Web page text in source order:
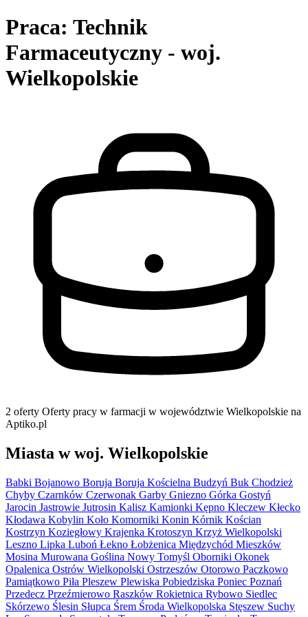
Praca: Technik
Farmaceutyczny - woj.
Wielkopolskie
2 oferty Oferty pracy w farmacji w województwie Wielkopolskie na
Aptiko.pl
Miasta w woj. Wielkopolskie
Babki Bojanowo Boruja Boruja Kościelna Budzyń Buk Chodzież
Chyby Czarnków Czerwonak Garby Gniezno Górka Gostyń
Jarocin Jastrowie Jutrosin Kalisz Kamionki Kępno Kleczew Kłecko
Kłodawa Kobylin Koło Komorniki Konin Kórnik Kościan
Kostrzyn Koziegłowy Krajenka Krotoszyn Krzyż Wielkopolski
Leszno Lipka Luboń Łekno Łobżenica Międzychód Mieszków
Mosina Murowana Goślina Nowy Tomyśl Oborniki Okonek
Opalenica Ostrów Wielkopolski Ostrzeszów Otorowo Paczkowo
Pamiątkowo Piła Pleszew Plewiska Pobiedziska Poniec Poznań
Przedecz Przeźmierowo Raszków Rokietnica Rybowo Siedlec
Skórzewo Ślesin Słupca Śrem Środa Wielkopolska Stęszew Suchy